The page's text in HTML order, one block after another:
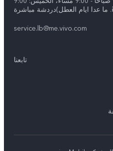
service.lb@me.vivo.com
تابعنا